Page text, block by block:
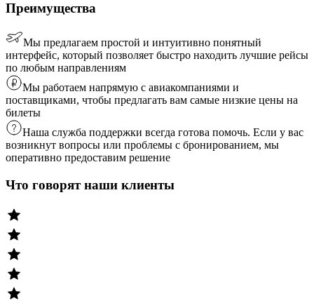
Преимущества
Мы предлагаем простой и интуитивно понятный
интерфейс, который позволяет быстро находить лучшие рейсы
по любым направлениям
Мы работаем напрямую с авиакомпаниями и
поставщиками, чтобы предлагать вам самые низкие цены на
билеты
Наша служба поддержки всегда готова помочь. Если у вас
возникнут вопросы или проблемы с бронированием, мы
оперативно предоставим решение
Что говорят наши клиенты